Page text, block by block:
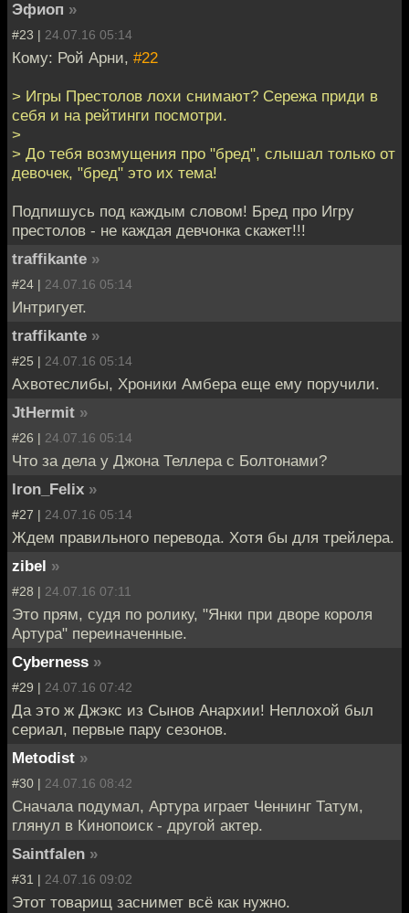
Эфиоп »
#23 | 24.07.16 05:14
Кому: Рой Арни, #22
> Игры Престолов лохи снимают? Сережа приди в
себя и на рейтинги посмотри.
>
> До тебя возмущения про "бред", слышал только от
девочек, "бред" это их тема!
Подпишусь под каждым словом! Бред про Игру
престолов - не каждая девчонка скажет!!!
traffikante »
#24 | 24.07.16 05:14
Интригует.
traffikante »
#25 | 24.07.16 05:14
Ахвотеслибы, Хроники Амбера еще ему поручили.
JtHermit »
#26 | 24.07.16 05:14
Что за дела у Джона Теллера с Болтонами?
Iron_Felix »
#27 | 24.07.16 05:14
Ждем правильного перевода. Хотя бы для трейлера.
zibel »
#28 | 24.07.16 07:11
Это прям, судя по ролику, "Янки при дворе короля
Артура" переиначенные.
Cyberness »
#29 | 24.07.16 07:42
Да это ж Джэкс из Сынов Анархии! Неплохой был
сериал, первые пару сезонов.
Metodist »
#30 | 24.07.16 08:42
Сначала подумал, Артура играет Ченнинг Татум,
глянул в Кинопоиск - другой актер.
Saintfalen »
#31 | 24.07.16 09:02
Этот товарищ заснимет всё как нужно.